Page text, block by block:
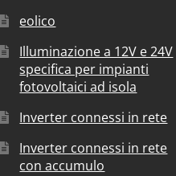
eolico
Illuminazione a 12V e 24V
specifica per impianti
fotovoltaici ad isola
Inverter connessi in rete
Inverter connessi in rete
con accumulo